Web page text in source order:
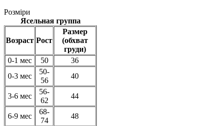
Розміри
Ясельная группа
Возраст Рост
Размер
(обхват
груди)
0-1 мес
50
36
0-3 мес
50-
56
40
3-6 мес
56-
62
44
6-9 мес
68-
74
48